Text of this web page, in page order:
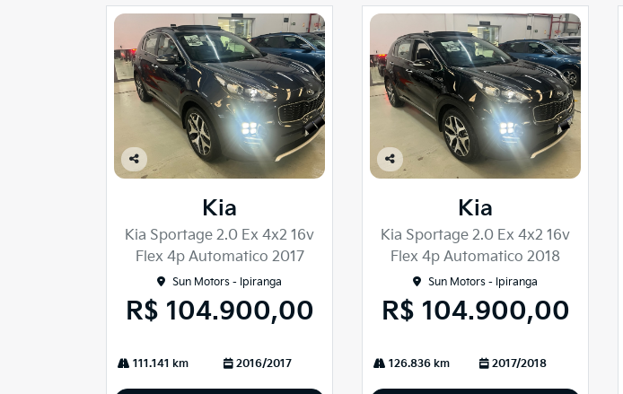
Co
Kia
Kia Sportage 2.0 Ex 4x2 16v
Flex 4p Automatico 2017
Sun Motors - Ipiranga
R$ 104.900,00
111.141 km 2016/2017
Co
Kia
Kia Sportage 2.0 Ex 4x2 16v
Flex 4p Automatico 2018
Sun Motors - Ipiranga
R$ 104.900,00
126.836 km 2017/2018